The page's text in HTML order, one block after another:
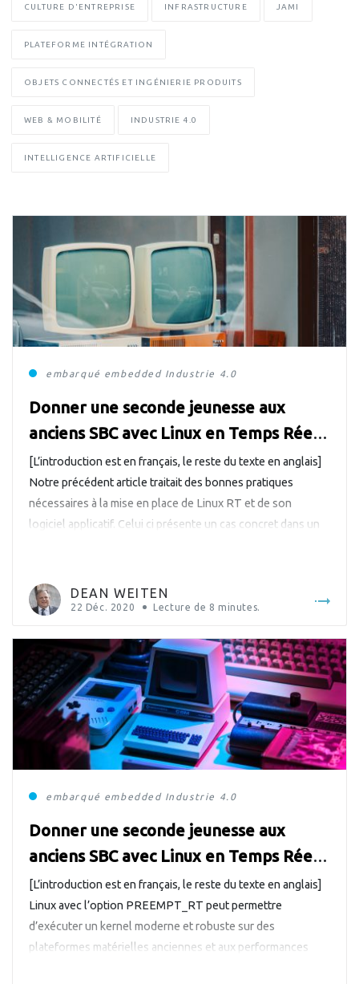
CULTURE D'ENTREPRISE INFRASTRUCTURE JAMI
PLATEFORME INTÉGRATION
OBJETS CONNECTÉS ET INGÉNIERIE PRODUITS
WEB & MOBILITÉ INDUSTRIE 4.0
INTELLIGENCE ARTIFICIELLE
embarqué embedded Industrie 4.0
Donner une seconde jeunesse aux
anciens SBC avec Linux en Temps Réel
(Partie 2)
[L’introduction est en français, le reste du texte en anglais]
Notre précédent article traitait des bonnes pratiques
nécessaires à la mise en place de Linux RT et de son
logiciel applicatif. Celui ci présente un cas concret dans un
DEAN WEITEN
22 Déc. 2020 Lecture de 8 minutes.
embarqué embedded Industrie 4.0
Donner une seconde jeunesse aux
anciens SBC avec Linux en Temps Réel
(Partie 1)
[L’introduction est en français, le reste du texte en anglais]
Linux avec l’option PREEMPT_RT peut permettre
d’exécuter un kernel moderne et robuste sur des
plateformes matérielles anciennes et aux performances